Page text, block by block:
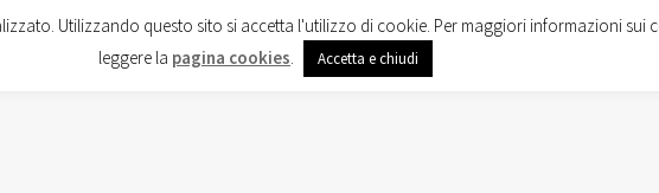
Utilizzando questo sito si accetta l'utilizzo di cookie. Per maggiori informazioni sui
leggere la pagina cookies. Accetta e chiudi